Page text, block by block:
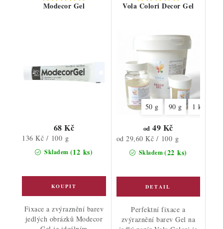
Modecor Gel
Skladem (12 ks)
68 Kč
Měrná
cena:
136 Kč / 100 g
Fixace a zvýraznění barev
jedlých obrázků Modecor
Vola Colori Decor Gel
50 g 90 g 1 kg
Skladem(22 ks)
od 49 Kč
Měrná
cena:
od 29,60 Kč / 100 g
Perfektní fixace a
zvýraznění barev Gel na